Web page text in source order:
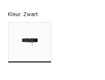
Kleur:Zwart